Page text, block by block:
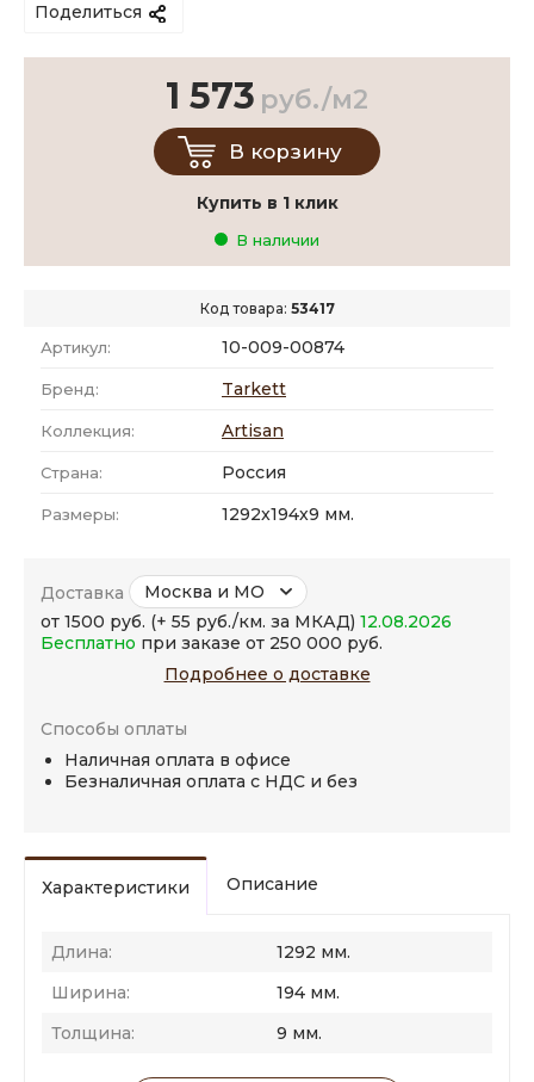
Поделиться
Код товара: 53417
Артикул: 10-009-00874
Бренд: Tarkett
Коллекция: Artisan
Страна: Россия
Размеры: 1292x194x9 мм.
1 573 руб./м2
В корзину
Купить в 1 клик
В наличии
Доставка
Москва и МО
от 1500 руб. (+ 55 руб./км. за МКАД) 12.08.2026
Бесплатно при заказе от 250 000 руб.
Подробнее о доставке
Способы оплаты
Наличная оплата в офисе
Безналичная оплата с НДС и без
Характеристики Описание
Длина:
1292 мм.
Ширина:
194 мм.
Толщина:
9 мм.